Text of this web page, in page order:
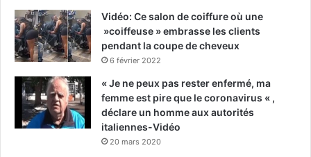
Vidéo: Ce salon de coiffure où une
»coiffeuse » embrasse les clients
pendant la coupe de cheveux
6 février 2022
« Je ne peux pas rester enfermé, ma
femme est pire que le coronavirus « ,
déclare un homme aux autorités
italiennes-Vidéo
20 mars 2020